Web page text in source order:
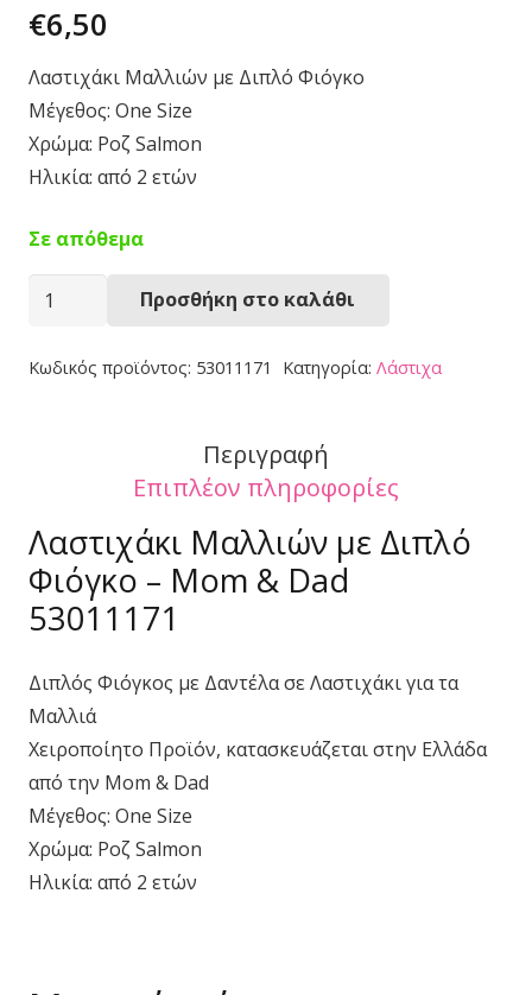
€6,50
Λαστιχάκι Μαλλιών με Διπλό Φιόγκο
Μέγεθος: One Size
Χρώμα: Ροζ Salmon
Ηλικία: από 2 ετών
Σε απόθεμα
Λαστιχάκι
53011171
Προσθήκη στο καλάθι
Κωδικός προϊόντος: 53011171 Κατηγορία: Λάστιχα
Περιγραφή
Επιπλέον πληροφορίες
Λαστιχάκι Μαλλιών με Διπλό
Φιόγκο – Mom & Dad
53011171
Διπλός Φιόγκος με Δαντέλα σε Λαστιχάκι για τα
Μαλλιά
Χειροποίητο Προϊόν, κατασκευάζεται στην Ελλάδα
από την Mom & Dad
Μέγεθος: One Size
Χρώμα: Ροζ Salmon
Ηλικία: από 2 ετών